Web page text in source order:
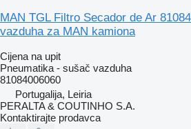
MAN TGL Filtro Secador de Ar
vazduha za MAN kamiona
Cijena na upit
Pneumatika - sušač vazduha
81084006060
Portugalija, Leiria
PERALTA & COUTINHO S.A.
Kontaktirajte prodavca